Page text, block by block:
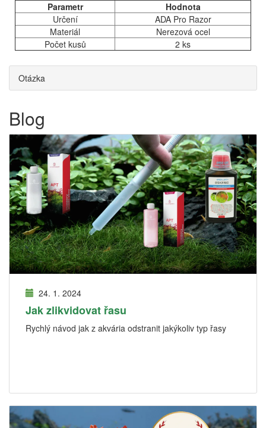
Parametr
Hodnota
Určení
ADA Pro Razor
Materiál
Nerezová ocel
Počet kusů
2 ks
Otázka
Blog
24. 1. 2024
Jak zlikvidovat řasu
Rychlý návod jak z akvária odstranit jakýkoliv typ řasy